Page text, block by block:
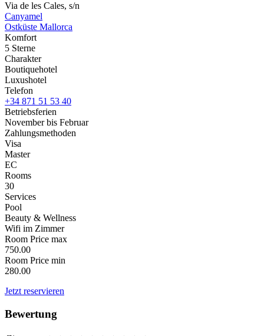
Via de les Cales, s/n
Canyamel
Ostküste Mallorca
Komfort
5 Sterne
Charakter
Boutiquehotel
Luxushotel
Telefon
+34 871 51 53 40
Betriebsferien
November bis Februar
Zahlungsmethoden
Visa
Master
EC
Rooms
30
Services
Pool
Beauty & Wellness
Wifi im Zimmer
Room Price max
750.00
Room Price min
280.00
Jetzt reservieren
Bewertung